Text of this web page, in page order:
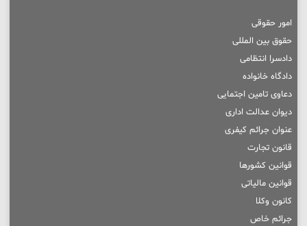
امور حقوقی
حقوق بین المللی
دادسرا انتظامی
دادگاه خانواده
دعاوی تامین اجتمایی
دیوان عدالت اداری
عنوان جرائم کیفری
قانون تجارت
قوانین کشورها
قوانین مالیاتی
کانون وکلا
جرائم خاص